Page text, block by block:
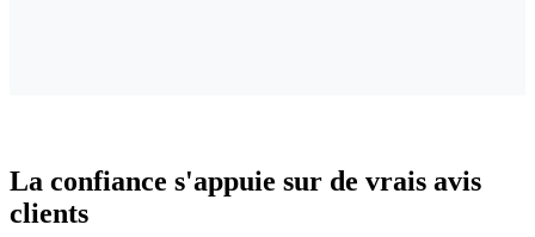
La confiance s'appuie sur de vrais avis
clients